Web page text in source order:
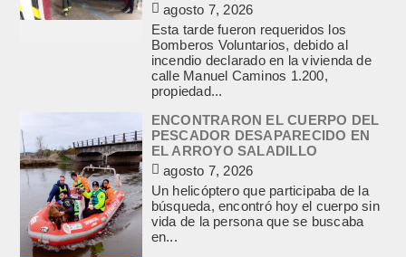
agosto 7, 2026
Esta tarde fueron requeridos los
Bomberos Voluntarios, debido al
incendio declarado en la vivienda de
calle Manuel Caminos 1.200,
propiedad...
ENCONTRARON EL CUERPO DEL
PESCADOR DESAPARECIDO EN
EL ARROYO SALADILLO
agosto 7, 2026
Un helicóptero que participaba de la
búsqueda, encontró hoy el cuerpo sin
vida de la persona que se buscaba
en...